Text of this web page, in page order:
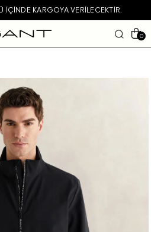
IÇINDE KARGOYA VERILECEKTIR.
0